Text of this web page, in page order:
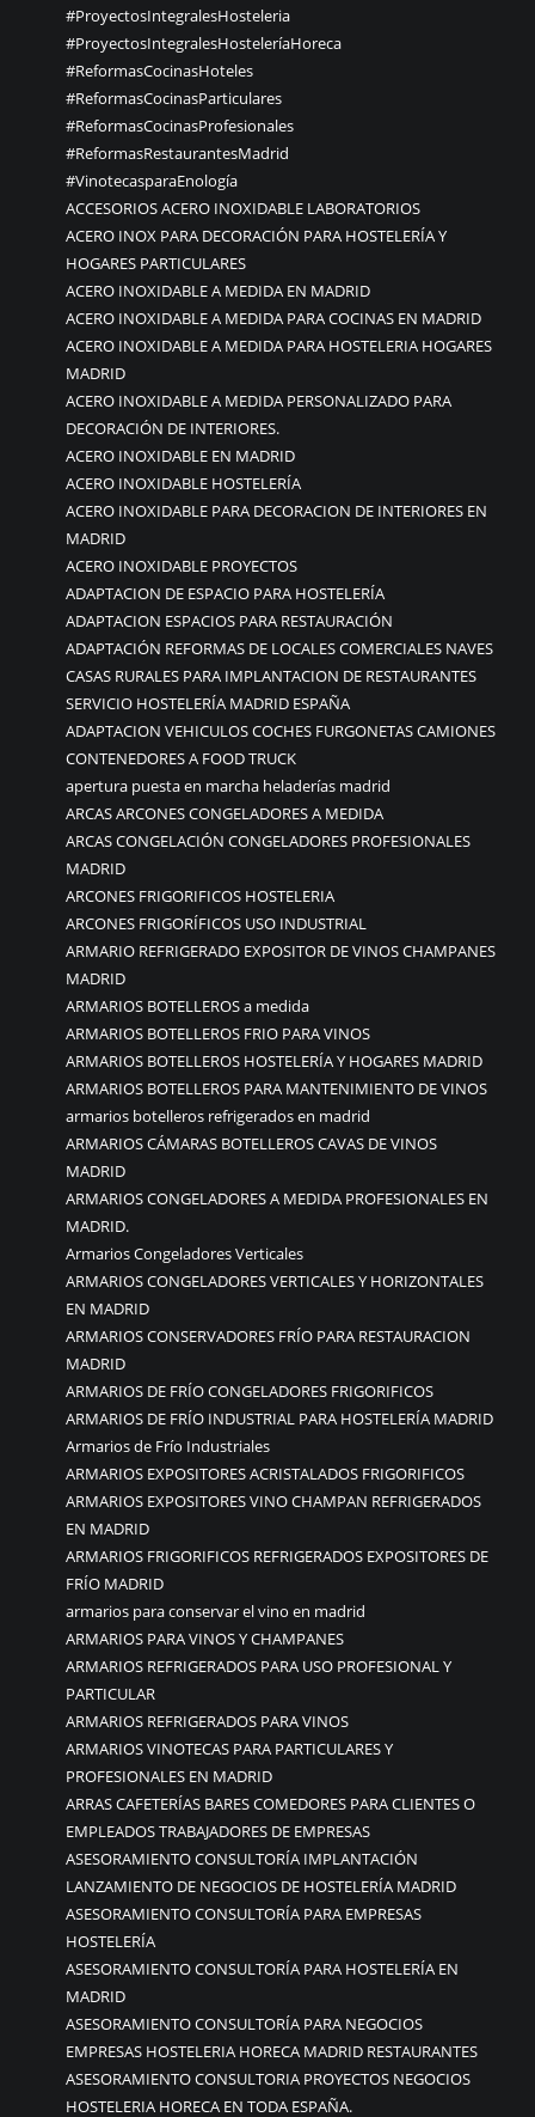
#ProyectosIntegralesHosteleria
#ProyectosIntegralesHosteleríaHoreca
#ReformasCocinasHoteles
#ReformasCocinasParticulares
#ReformasCocinasProfesionales
#ReformasRestaurantesMadrid
#VinotecasparaEnología
ACCESORIOS ACERO INOXIDABLE LABORATORIOS
ACERO INOX PARA DECORACIÓN PARA HOSTELERÍA Y
HOGARES PARTICULARES
ACERO INOXIDABLE A MEDIDA EN MADRID
ACERO INOXIDABLE A MEDIDA PARA COCINAS EN MADRID
ACERO INOXIDABLE A MEDIDA PARA HOSTELERIA HOGARES
MADRID
ACERO INOXIDABLE A MEDIDA PERSONALIZADO PARA
DECORACIÓN DE INTERIORES.
ACERO INOXIDABLE EN MADRID
ACERO INOXIDABLE HOSTELERÍA
ACERO INOXIDABLE PARA DECORACION DE INTERIORES EN
MADRID
ACERO INOXIDABLE PROYECTOS
ADAPTACION DE ESPACIO PARA HOSTELERÍA
ADAPTACION ESPACIOS PARA RESTAURACIÓN
ADAPTACIÓN REFORMAS DE LOCALES COMERCIALES NAVES
CASAS RURALES PARA IMPLANTACION DE RESTAURANTES
SERVICIO HOSTELERÍA MADRID ESPAÑA
ADAPTACION VEHICULOS COCHES FURGONETAS CAMIONES
CONTENEDORES A FOOD TRUCK
apertura puesta en marcha heladerías madrid
ARCAS ARCONES CONGELADORES A MEDIDA
ARCAS CONGELACIÓN CONGELADORES PROFESIONALES
MADRID
ARCONES FRIGORIFICOS HOSTELERIA
ARCONES FRIGORÍFICOS USO INDUSTRIAL
ARMARIO REFRIGERADO EXPOSITOR DE VINOS CHAMPANES
MADRID
ARMARIOS BOTELLEROS a medida
ARMARIOS BOTELLEROS FRIO PARA VINOS
ARMARIOS BOTELLEROS HOSTELERÍA Y HOGARES MADRID
ARMARIOS BOTELLEROS PARA MANTENIMIENTO DE VINOS
armarios botelleros refrigerados en madrid
ARMARIOS CÁMARAS BOTELLEROS CAVAS DE VINOS
MADRID
ARMARIOS CONGELADORES A MEDIDA PROFESIONALES EN
MADRID.
Armarios Congeladores Verticales
ARMARIOS CONGELADORES VERTICALES Y HORIZONTALES
EN MADRID
ARMARIOS CONSERVADORES FRÍO PARA RESTAURACION
MADRID
ARMARIOS DE FRÍO CONGELADORES FRIGORIFICOS
ARMARIOS DE FRÍO INDUSTRIAL PARA HOSTELERÍA MADRID
Armarios de Frío Industriales
ARMARIOS EXPOSITORES ACRISTALADOS FRIGORIFICOS
ARMARIOS EXPOSITORES VINO CHAMPAN REFRIGERADOS
EN MADRID
ARMARIOS FRIGORIFICOS REFRIGERADOS EXPOSITORES DE
FRÍO MADRID
armarios para conservar el vino en madrid
ARMARIOS PARA VINOS Y CHAMPANES
ARMARIOS REFRIGERADOS PARA USO PROFESIONAL Y
PARTICULAR
ARMARIOS REFRIGERADOS PARA VINOS
ARMARIOS VINOTECAS PARA PARTICULARES Y
PROFESIONALES EN MADRID
ARRAS CAFETERÍAS BARES COMEDORES PARA CLIENTES O
EMPLEADOS TRABAJADORES DE EMPRESAS
ASESORAMIENTO CONSULTORÍA IMPLANTACIÓN
LANZAMIENTO DE NEGOCIOS DE HOSTELERÍA MADRID
ASESORAMIENTO CONSULTORÍA PARA EMPRESAS
HOSTELERÍA
ASESORAMIENTO CONSULTORÍA PARA HOSTELERÍA EN
MADRID
ASESORAMIENTO CONSULTORÍA PARA NEGOCIOS
EMPRESAS HOSTELERIA HORECA MADRID RESTAURANTES
ASESORAMIENTO CONSULTORIA PROYECTOS NEGOCIOS
HOSTELERIA HORECA EN TODA ESPAÑA.